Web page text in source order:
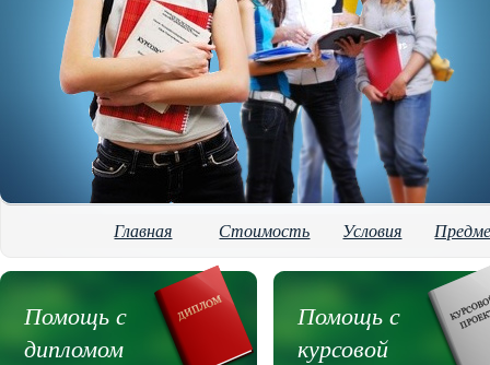
Главная Стоимость Условия
Помощь с
дипломом
Помощь с
курсовой